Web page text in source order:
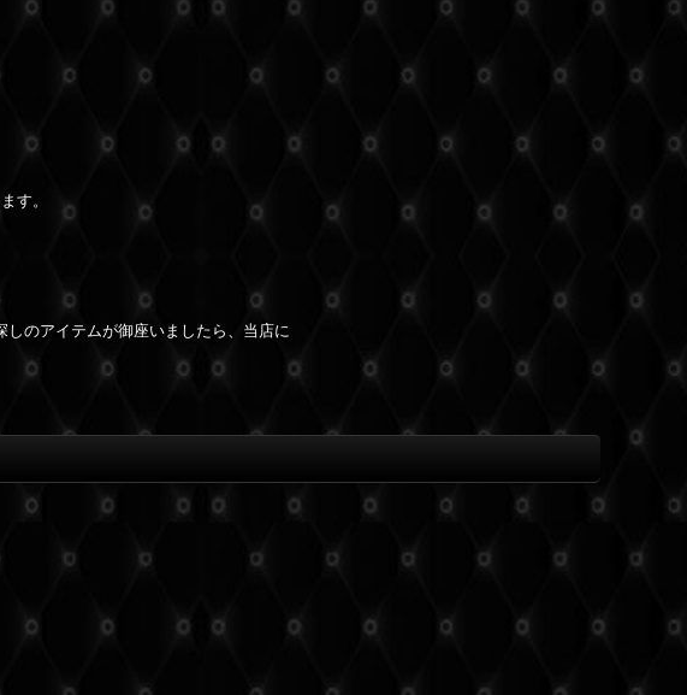
す。
のアイテムが御座いましたら、当店に